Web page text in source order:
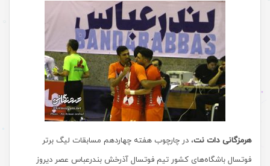
هرمزگانی دات نت، در چارچوب هفته چهاردهم مسابقات لیگ برتر
فوتسال باشگاه‌های کشور تیم فوتسال آذرخش بندرعباس عصر دیروز